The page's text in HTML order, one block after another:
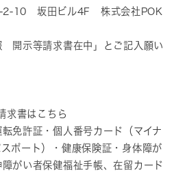
2-10 坂田ビル4F 株式会社POK
開示等請求書在中」とご記入願い
求書はこちら
免許証・個人番号カード（マイナ
ポート）・健康保険証・身体障が
がい者保健福祉手帳、在留カード